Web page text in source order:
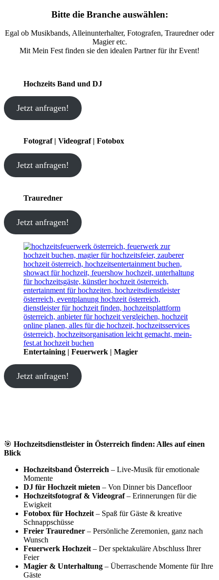
Bitte die Branche auswählen:
Egal ob Musikbands, Alleinunterhalter, Fotografen, Trauredner oder
Magier etc.
Mit Mein Fest finden sie den idealen Partner für ihr Event!
Hochzeits Band und DJ
Jetzt anfragen!
Fotograf | Videograf | Fotobox
Jetzt anfragen!
Trauredner
Jetzt anfragen!
Entertaining | Feuerwerk | Magier
Jetzt anfragen!
🎯 Hochzeitsdienstleister in Österreich finden: Alles auf einen
Blick
Hochzeitsband Österreich – Live-Musik für emotionale
Momente
DJ für Hochzeit mieten – Von Dinner bis Dancefloor
Hochzeitsfotograf & Videograf– Erinnerungen für die
Ewigkeit
Fotobox für Hochzeit – Spaß für Gäste & kreative
Schnappschüsse
Freier Trauredner – Persönliche Zeremonien, ganz nach
Wunsch
Feuerwerk Hochzeit – Der spektakuläre Abschluss Ihrer
Feier
Magier & Unterhaltung – Überraschende Momente für Ihre
Gäste